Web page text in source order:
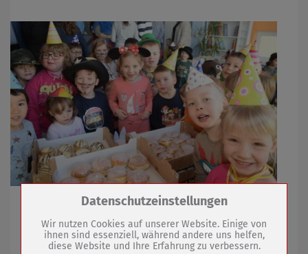
Bürgermeister hatte bei seinem Besuch Pfannkuchen
im Gepäck
Zum Betrieb der Seite notwendige Cookies /
Name
PHP Session Cookie
Datenschutzeinstellungen
Wir nutzen Cookies auf unserer Website. Einige von
ihnen sind essenziell, während andere uns helfen,
diese Website und Ihre Erfahrung zu verbessern.